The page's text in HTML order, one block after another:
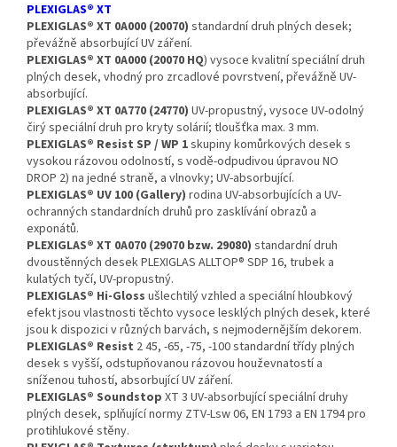
PLEXIGLAS® XT
PLEXIGLAS® XT 0A000 (20070) standardní druh plných desek;
převážně absorbující UV záření.
PLEXIGLAS® XT 0A000 (20070 HQ) vysoce kvalitní speciální druh
plných desek, vhodný pro zrcadlové povrstvení, převážně UV-
absorbující.
PLEXIGLAS® XT 0A770 (24770) UV-propustný, vysoce UV-odolný
čirý speciální druh pro kryty solárií; tloušťka max. 3 mm.
PLEXIGLAS® Resist SP / WP 1skupiny komůrkových desek s
vysokou rázovou odolností, s vodě-odpudivou úpravou NO
DROP 2) na jedné straně, a vlnovky; UV-absorbující.
PLEXIGLAS® UV 100 (Gallery) rodina UV-absorbujících a UV-
ochranných standardních druhů pro zasklívání obrazů a
exponátů.
PLEXIGLAS® XT 0A070 (29070 bzw. 29080) standardní druh
dvoustěnných desek PLEXIGLAS ALLTOP® SDP 16, trubek a
kulatých tyčí, UV-propustný.
PLEXIGLAS® Hi-Gloss ušlechtilý vzhled a speciální hloubkový
efekt jsou vlastnosti těchto vysoce lesklých plných desek, které
jsou k dispozici v různých barvách, s nejmodernějším dekorem.
PLEXIGLAS® Resist 2 45, -65, -75, -100 standardní třídy plných
desek s vyšší, odstupňovanou rázovou houževnatostí a
sníženou tuhostí, absorbující UV záření.
PLEXIGLAS® Soundstop XT 3 UV-absorbující speciální druhy
plných desek, splňující normy ZTV-Lsw 06, EN 1793 a EN 1794 pro
protihlukové stěny.